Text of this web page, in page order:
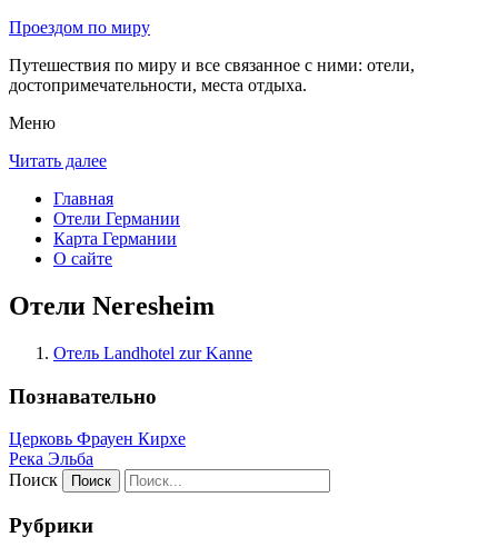
Проездом по миру
Путешествия по миру и все связанное с ними: отели,
достопримечательности, места отдыха.
Меню
Читать далее
Главная
Отели Германии
Карта Германии
О сайте
Отели Neresheim
Отель Landhotel zur Kanne
Познавательно
Церковь Фрауен Кирхе
Река Эльба
Поиск
Рубрики